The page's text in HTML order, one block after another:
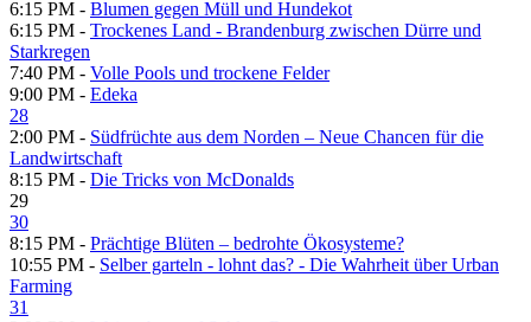
6:15 PM - Blumen gegen Müll und Hundekot
6:15 PM - Trockenes Land - Brandenburg zwischen Dürre und
Starkregen
7:40 PM - Volle Pools und trockene Felder
9:00 PM - Edeka
28
2:00 PM - Südfrüchte aus dem Norden – Neue Chancen für die
Landwirtschaft
8:15 PM - Die Tricks von McDonalds
29
30
8:15 PM - Prächtige Blüten – bedrohte Ökosysteme?
10:55 PM - Selber garteln - lohnt das? - Die Wahrheit über Urban
Farming
31